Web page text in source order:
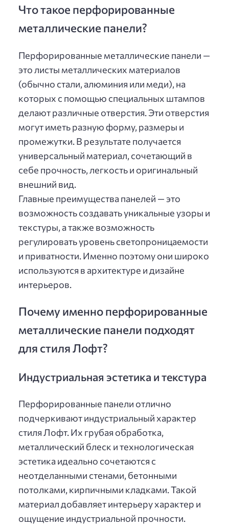
Что такое перфорированные
металлические панели?
Перфорированные металлические панели —
это листы металлических материалов
(обычно стали, алюминия или меди), на
которых с помощью специальных штампов
делают различные отверстия. Эти отверстия
могут иметь разную форму, размеры и
промежутки. В результате получается
универсальный материал, сочетающий в
себе прочность, легкость и оригинальный
внешний вид.
Главные преимущества панелей — это
возможность создавать уникальные узоры и
текстуры, а также возможность
регулировать уровень светопроницаемости
и приватности. Именно поэтому они широко
используются в архитектуре и дизайне
интерьеров.
Почему именно перфорированные
металлические панели подходят
для стиля Лофт?
Индустриальная эстетика и текстура
Перфорированные панели отлично
подчеркивают индустриальный характер
стиля Лофт. Их грубая обработка,
металлический блеск и технологическая
эстетика идеально сочетаются с
неотделанными стенами, бетонными
потолками, кирпичными кладками. Такой
материал добавляет интерьеру характер и
ощущение индустриальной прочности.